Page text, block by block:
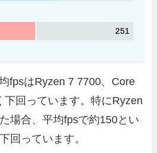
251
fpsはRyzen 7 7700、Core
下回っています。特にRyzen
場合、平均fpsで約150とい
回っています。